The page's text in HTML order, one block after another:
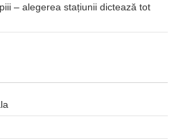
– alegerea stațiunii dictează tot